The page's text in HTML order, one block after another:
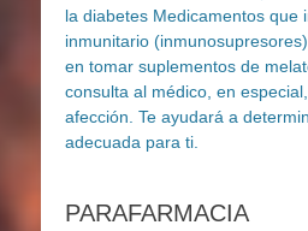
PARAFARMACIA